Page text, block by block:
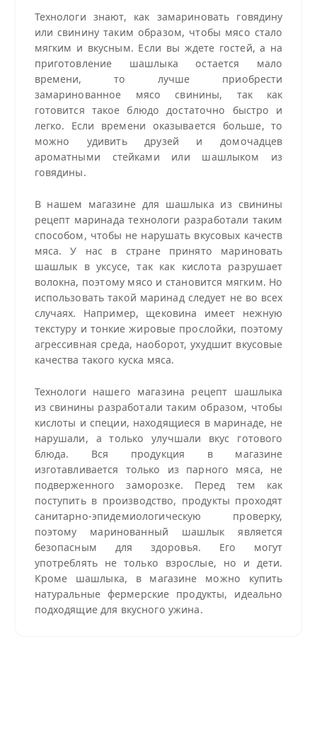
Технологи знают, как замариновать говядину
или свинину таким образом, чтобы мясо стало
мягким и вкусным. Если вы ждете гостей, а на
приготовление шашлыка остается мало
времени, то лучше приобрести
замаринованное мясо свинины, так как
готовится такое блюдо достаточно быстро и
легко. Если времени оказывается больше, то
можно удивить друзей и домочадцев
ароматными стейками или шашлыком из
говядины.
В нашем магазине для шашлыка из свинины
рецепт маринада технологи разработали таким
способом, чтобы не нарушать вкусовых качеств
мяса. У нас в стране принято мариновать
шашлык в уксусе, так как кислота разрушает
волокна, поэтому мясо и становится мягким. Но
использовать такой маринад следует не во всех
случаях. Например, щековина имеет нежную
текстуру и тонкие жировые прослойки, поэтому
агрессивная среда, наоборот, ухудшит вкусовые
качества такого куска мяса.
Технологи нашего магазина рецепт шашлыка
из свинины разработали таким образом, чтобы
кислоты и специи, находящиеся в маринаде, не
нарушали, а только улучшали вкус готового
блюда. Вся продукция в магазине
изготавливается только из парного мяса, не
подверженного заморозке. Перед тем как
поступить в производство, продукты проходят
санитарно-эпидемиологическую проверку,
поэтому маринованный шашлык является
безопасным для здоровья. Его могут
употреблять не только взрослые, но и дети.
Кроме шашлыка, в магазине можно купить
натуральные фермерские продукты, идеально
подходящие для вкусного ужина.